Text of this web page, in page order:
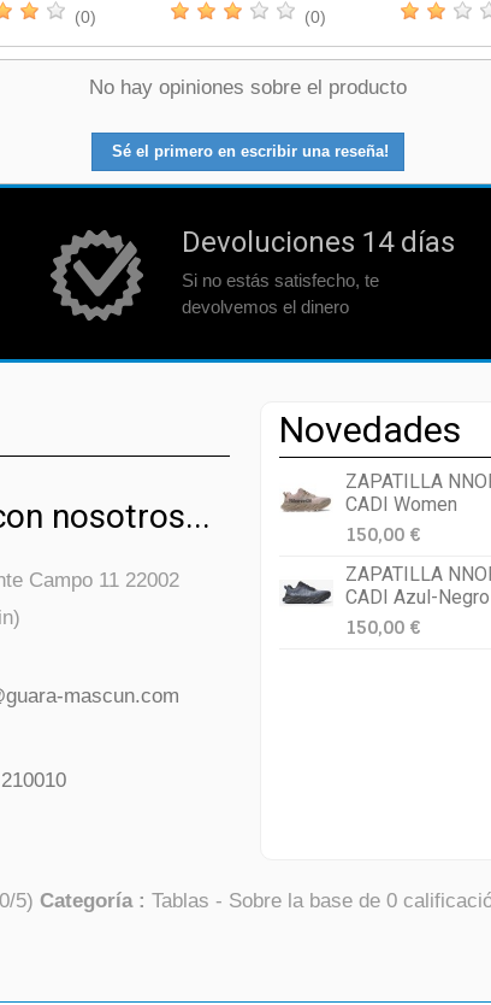
(0) (0)
No hay opiniones sobre el producto
Sé el primero en escribir una reseña!
Devoluciones 14 días
Si no estás satisfecho, te
devolvemos el dinero
nosotros...
Campo 11 22002
mascun.com
Novedades
ZAPATILLA
CADI Women
150,00 €
ZAPATILLA
CADI Azul-Negro
150,00 €
/5) Categoría : Tablas - Sobre la base de 0